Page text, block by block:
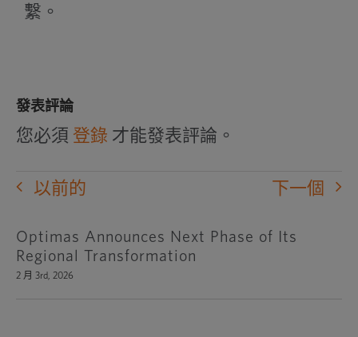
繫。
發表評論
您必須 登錄 才能發表評論。
以前的 下一個
Optimas Announces Next Phase of Its
Regional Transformation
2 月 3rd, 2026